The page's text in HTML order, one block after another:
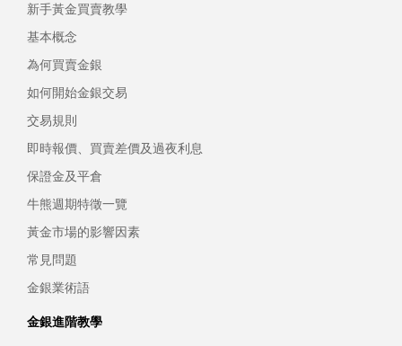
新手黃金買賣教學
基本概念
為何買賣金銀
如何開始金銀交易
交易規則
即時報價、買賣差價及過夜利息
保證金及平倉
牛熊週期特徵一覽
黃金市場的影響因素
常見問題
金銀業術語
金銀進階教學